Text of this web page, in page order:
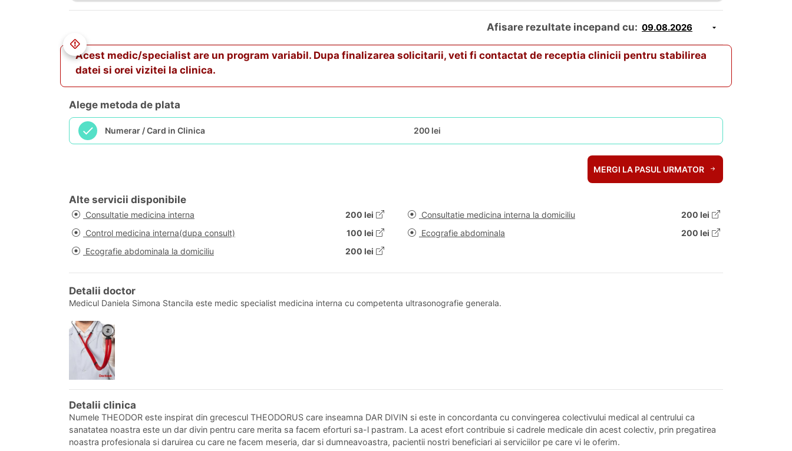
Afisare rezultate incepand cu:
Acest medic/specialist are un program variabil. Dupa finalizarea solicitarii, veti fi contactat de receptia clinicii pentru stabilirea
datei si orei vizitei la clinica.
Alege metoda de plata
Numerar / Card in Clinica 200 lei
MERGI LA PASUL URMATOR
Alte servicii disponibile
Consultatie medicina interna 200 lei Consultatie medicina interna la domiciliu
200 lei
Control medicina interna(dupa consult)
100 lei Ecografie abdominala
200 lei
Ecografie abdominala la domiciliu
200 lei
Detalii doctor
Medicul Daniela Simona Stancila este medic specialist medicina interna cu competenta ultrasonografie generala.
Detalii clinica
Numele THEODOR este inspirat din grecescul THEODORUS care inseamna DAR DIVIN si este in concordanta cu convingerea colectivului medical al centrului ca
sanatatea noastra este un dar divin pentru care merita sa facem eforturi sa-l pastram. La acest efort contribuie si cadrele medicale din acest colectiv, prin pregatirea
noastra profesionala si daruirea cu care ne facem meseria, dar si dumneavoastra, pacientii nostri beneficiari ai serviciilor pe care vi le oferim.